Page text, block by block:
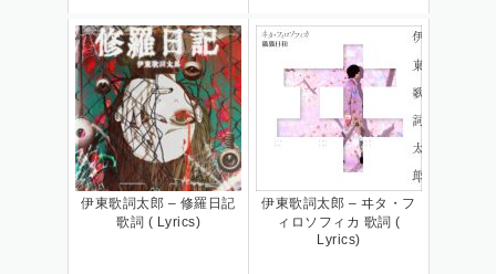
伊東歌詞太郎 – 修羅日記
歌詞 ( Lyrics)
伊東歌詞太郎 – ヰタ・フ
ィロソフィカ 歌詞 (
Lyrics)